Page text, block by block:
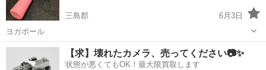
三島郡
6月3日
ヨガポール
大阪 三島郡 家電 ポール
【求】壊れたカメラ、売ってください📷✨
状態が悪くてもOK！最大限買取します